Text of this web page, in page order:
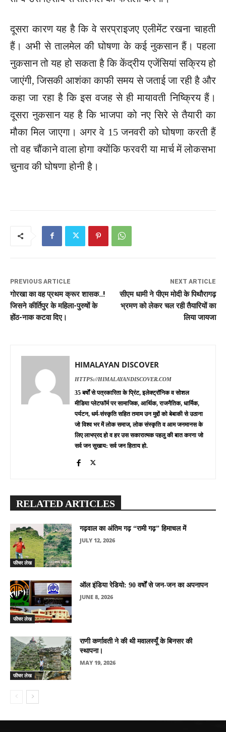
दूसरा कारण यह है कि वे सरप्राइजए एलीमेंट रखना चाहती
हैं। अभी से तालमेल की घोषणा के कई नुकसान हैं। पहला
नुकसान तो यह हो सकता है कि केंद्रीय एजेंसियां सक्रिय हो
जाएंगी, जिसकी आशंका काफी समय से जताई जा रही है और
कहा जा रहा है कि इस वजह से ही मायावती निष्क्रिय हैं।
दूसरा नुकसान यह है कि भाजपा को नए सिरे से तैयारी का
मौका मिल जाएगा। अगर वे 15 जनवरी को घोषणा करती हैं
तो वह चौंकाने वाला होगा क्योंकि फरवरी या मार्च में लोकसभा
चुनाव की घोषणा होनी है।
PREVIOUS ARTICLE
गोरखा का वह प्रथम क्रूर शासक..!
जिसने कीर्तिपुर के महिला-पुरुषों के
होंठ-नाक कटवा दिए।
NEXT ARTICLE
सीएम धामी ने पीएम मोदी के पिथौरागढ़
भ्रमण को लेकर चल रही तैयारियों का
लिया जायजा
HIMALAYAN DISCOVER
HTTPS://HIMALAYANDISCOVER.COM
35 बर्षों से पत्रकारिता के प्रिंट, इलेक्ट्रॉनिक व सोशल
मीडिया प्लेटफॉर्म पर सामाजिक, आर्थिक, राजनैतिक, धार्मिक,
पर्यटन, धर्म-संस्कृति सहित तमाम उन मुद्दों को बेबाकी से उठाना
जो विश्व भर में लोक समाज, लोक संस्कृति व आम जनमानस के
लिए लाभप्रद हो व हर उस सकारात्मक पहलु की बात करना जो
सर्व जन सुखाय: सर्व जन हिताय हो.
RELATED ARTICLES
फीचर लेख
गढ़वाल का अंतिम गढ़ “रामी गढ़” हिमाचल में
JULY 12, 2026
फीचर लेख
ऑल इंडिया रेडियो: 90 वर्षों से जन-जन का अपनापन
JUNE 8, 2026
फीचर लेख
राणी कर्णावती ने की थी मवालस्यूँ के बिनसर की
स्थापना।
MAY 19, 2026